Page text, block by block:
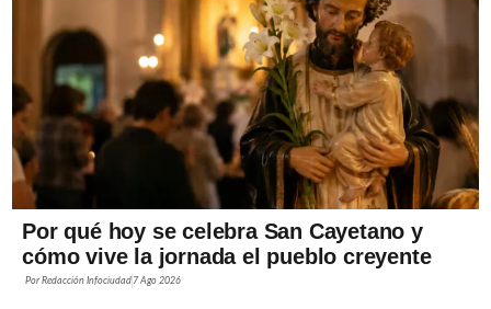
Por qué hoy se celebra San Cayetano y
cómo vive la jornada el pueblo creyente
PorRedacción Infociudad 7 Ago 2026